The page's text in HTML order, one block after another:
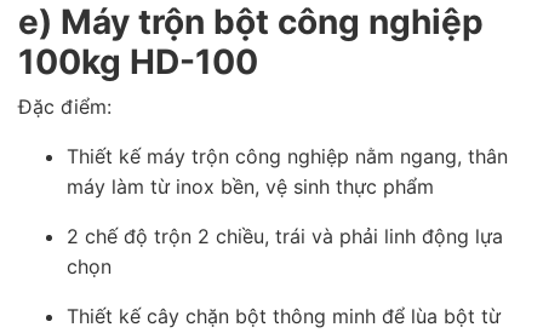
e) Máy trộn bột công nghiệp
100kg HD-100
Đặc điểm:
Thiết kế máy trộn công nghiệp nằm ngang, thân
máy làm từ inox bền, vệ sinh thực phẩm
2 chế độ trộn 2 chiều, trái và phải linh động lựa
chọn
Thiết kế cây chặn bột thông minh để lùa bột từ